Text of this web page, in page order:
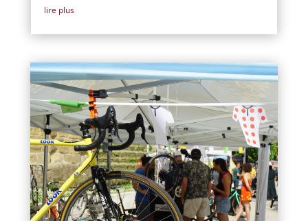
lire plus